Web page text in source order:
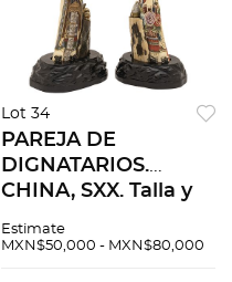
Lot 34
PAREJA DE
DIGNATARIOS.
CHINA, SXX. Talla y
decoración
Estimate
MXN$50,000 - MXN$80,000